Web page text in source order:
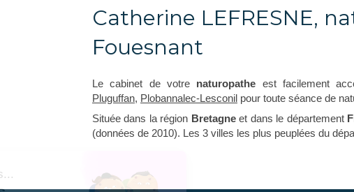
Catherine LEFRESNE,
Fouesnant
Le cabinet de votre naturopathe est facilement
Pluguffan, Plobannalec-Lesconil pour toute séance de
Située dans la région Bretagneet dans le département
(données de 2010). Les 3 villes les plus peuplées du